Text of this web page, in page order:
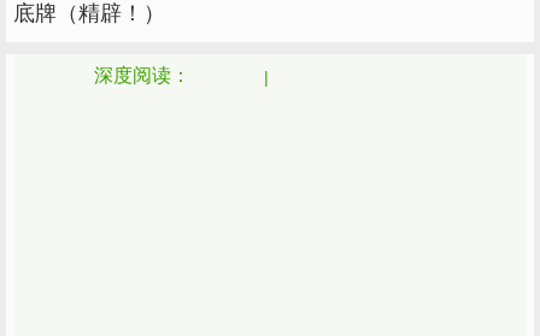
底牌（精辟！）
深度阅读：